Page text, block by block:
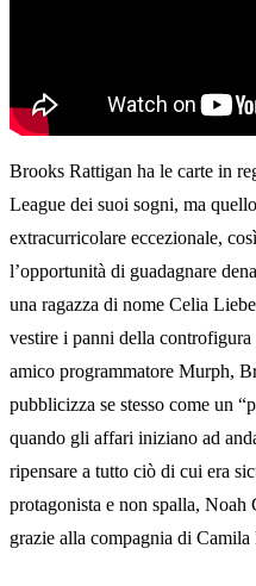
Brooks Rattigan ha le carte in
League dei suoi sogni, ma
extracurricolare eccezionale,
l’opportunità di guadagnare
una ragazza di nome Celia
vestire i panni della controfigura
amico programmatore Murph,
pubblicizza se stesso come un
quando gli affari iniziano ad
ripensare a tutto ciò di cui era
protagonista e non spalla, Noah
grazie alla compagnia di Camila